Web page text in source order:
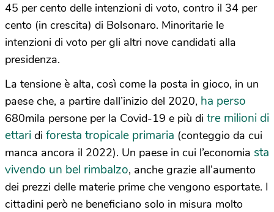
45 per cento delle intenzioni di voto, contro il 34 per
cento (in crescita) di Bolsonaro. Minoritarie le
intenzioni di voto per gli altri nove candidati alla
presidenza.
La tensione è alta, così come la posta in gioco, in un
paese che, a partire dall’inizio del 2020, ha perso
680mila persone per la Covid-19 e più di tre milioni di
ettari di foresta tropicale primaria (conteggio da cui
manca ancora il 2022). Un paese in cui l’economia sta
vivendo un bel rimbalzo, anche grazie all’aumento
dei prezzi delle materie prime che vengono esportate. I
cittadini però ne beneficiano solo in misura molto